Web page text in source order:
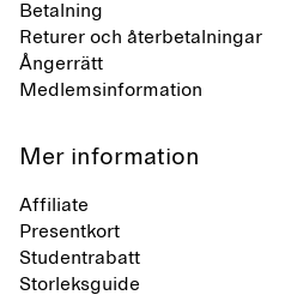
Betalning
Returer och återbetalningar
Ångerrätt
Medlemsinformation
Mer information
Affiliate
Presentkort
Studentrabatt
Storleksguide